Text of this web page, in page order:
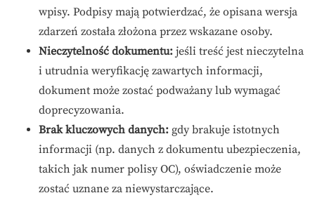
wpisy. Podpisy mają potwierdzać, że opisana wersja
zdarzeń została złożona przez wskazane osoby.
Nieczytelność dokumentu: jeśli treść jest nieczytelna
i utrudnia weryfikację zawartych informacji,
dokument może zostać podważany lub wymagać
doprecyzowania.
Brak kluczowych danych: gdy brakuje istotnych
informacji (np. danych z dokumentu ubezpieczenia,
takich jak numer polisy OC), oświadczenie może
zostać uznane za niewystarczające.